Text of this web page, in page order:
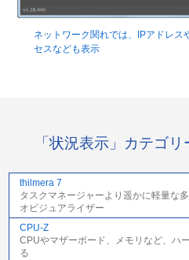
ネットワーク関れでは、IPアドレス
セスなども表示
「状況表示」カテゴ
thilmera 7
タスクマネージャーより遥かに軽量な
オビジュアライザー
CPU-Z
CPUやマザーボード、メモリなど、ハ
る